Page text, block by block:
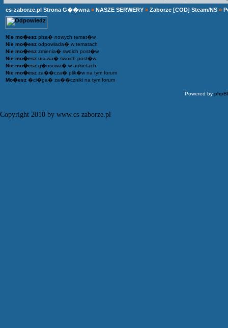
cs-zaborze.pl Strona G��wna » NASZE SERWERY » Zaborze [COD] Steam/NS »
Nie mo�esz pisa� nowych temat�w
Nie mo�esz odpowiada� w tematach
Nie mo�esz zmienia� swoich post�w
Nie mo�esz usuwa� swoich post�w
Nie mo�esz g�osowa� w ankietach
Nie mo�esz za��cza� plik�w na tym forum
Mo�esz �ci�ga� za��czniki na tym forum
Powered by
Copyright 2010 by www.cs-zaborze.pl